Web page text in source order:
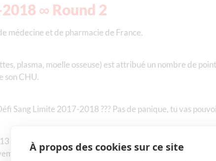
∞ Round 2
médecine et de pharmacie de France.
plasma, moelle osseuse) est attribué un nombre de
son CHU.
Sang Limite 2017-2018 ??? Pas de panique, tu vas
décembre de 11h30 à 16h.
conseillée (il suffit de cliquer sur le jour souhaité)
À propos des cookies sur ce site